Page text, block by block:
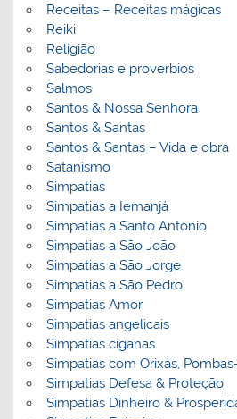
Receitas – Receitas mágicas
Reiki
Religião
Sabedorias e proverbios
Salmos
Santos & Nossa Senhora
Santos & Santas
Santos & Santas – Vida e obra
Satanismo
Simpatias
Simpatias a Iemanjá
Simpatias a Santo Antonio
Simpatias a São João
Simpatias a São Jorge
Simpatias a São Pedro
Simpatias Amor
Simpatias angelicais
Simpatias ciganas
Simpatias com Orixás,
Simpatias Defesa & Proteção
Simpatias Dinheiro &